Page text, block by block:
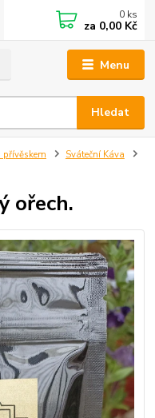
Menu
Hledat
0 ks
za 0,00 Kč
přívěskem
Sváteční Káva
ořech.